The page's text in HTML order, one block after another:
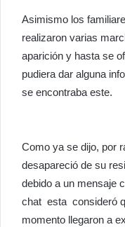
Asimismo los
realizaron varias
aparición y hasta se
pudiera dar alguna
se encontraba este.
Como ya se dijo, por
desapareció de su
debido a un mensaje
chat esta consideró
momento llegaron a